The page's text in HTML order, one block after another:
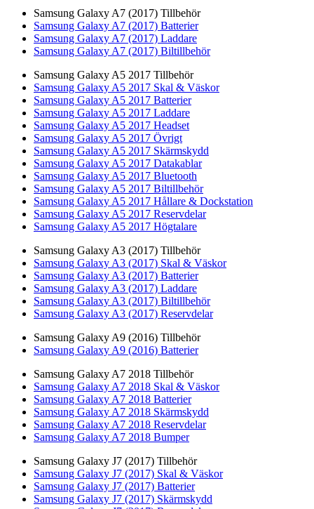
Samsung Galaxy A7 (2017) Tillbehör
Samsung Galaxy A7 (2017) Batterier
Samsung Galaxy A7 (2017) Laddare
Samsung Galaxy A7 (2017) Biltillbehör
Samsung Galaxy A5 2017 Tillbehör
Samsung Galaxy A5 2017 Skal & Väskor
Samsung Galaxy A5 2017 Batterier
Samsung Galaxy A5 2017 Laddare
Samsung Galaxy A5 2017 Headset
Samsung Galaxy A5 2017 Övrigt
Samsung Galaxy A5 2017 Skärmskydd
Samsung Galaxy A5 2017 Datakablar
Samsung Galaxy A5 2017 Bluetooth
Samsung Galaxy A5 2017 Biltillbehör
Samsung Galaxy A5 2017 Hållare & Dockstation
Samsung Galaxy A5 2017 Reservdelar
Samsung Galaxy A5 2017 Högtalare
Samsung Galaxy A3 (2017) Tillbehör
Samsung Galaxy A3 (2017) Skal & Väskor
Samsung Galaxy A3 (2017) Batterier
Samsung Galaxy A3 (2017) Laddare
Samsung Galaxy A3 (2017) Biltillbehör
Samsung Galaxy A3 (2017) Reservdelar
Samsung Galaxy A9 (2016) Tillbehör
Samsung Galaxy A9 (2016) Batterier
Samsung Galaxy A7 2018 Tillbehör
Samsung Galaxy A7 2018 Skal & Väskor
Samsung Galaxy A7 2018 Batterier
Samsung Galaxy A7 2018 Skärmskydd
Samsung Galaxy A7 2018 Reservdelar
Samsung Galaxy A7 2018 Bumper
Samsung Galaxy J7 (2017) Tillbehör
Samsung Galaxy J7 (2017) Skal & Väskor
Samsung Galaxy J7 (2017) Batterier
Samsung Galaxy J7 (2017) Skärmskydd